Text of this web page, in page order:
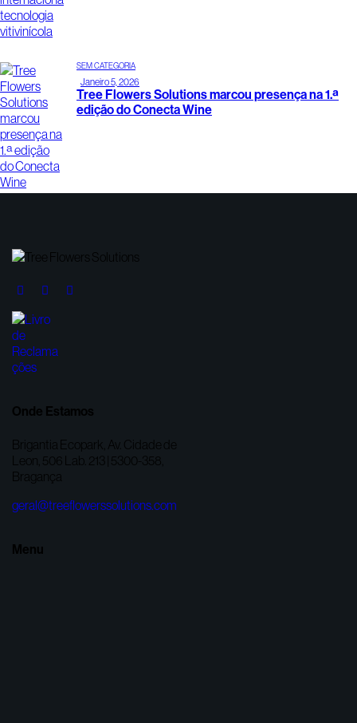
SEM CATEGORIA
Janeiro 5, 2026
Tree Flowers Solutions marcou presença na 1.ª
edição do Conecta Wine
Onde Estamos
Brigantia Ecopark, Av. Cidade de
Leon, 506 Lab. 213 | 5300-358,
Bragança
geral@treeflowerssolutions.com
Menu